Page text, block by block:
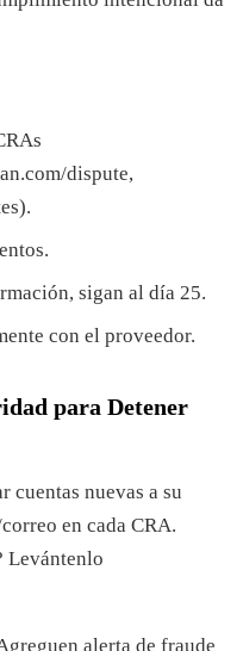
dispute,
sigan al día 25.
con el proveedor.
para Detener
cuentas nuevas a su
en cada CRA.
Levántenlo
alerta de fraude